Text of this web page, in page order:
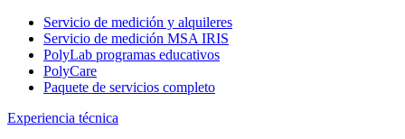
Servicio de medición y alquileres
Servicio de medición MSA IRIS
PolyLab programas educativos
PolyCare
Paquete de servicios completo
Experiencia técnica